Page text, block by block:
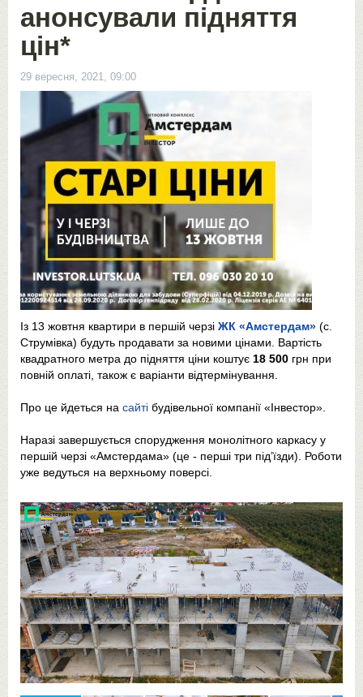
анонсували підняття
цін*
29 вересня, 2021, 09:00
Із 13 жовтня квартири в першій черзі ЖК «Амстердам» (с.
Струмівка) будуть продавати за новими цінами. Вартість
квадратного метра до підняття ціни коштує 18 500 грн при
повній оплаті, також є варіанти відтермінування.
Про це йдеться на сайті будівельної компанії «Інвестор».
Наразі завершується спорудження монолітного каркасу у
першій черзі «Амстердама» (це - перші три під’їзди). Роботи
уже ведуться на верхньому поверсі.